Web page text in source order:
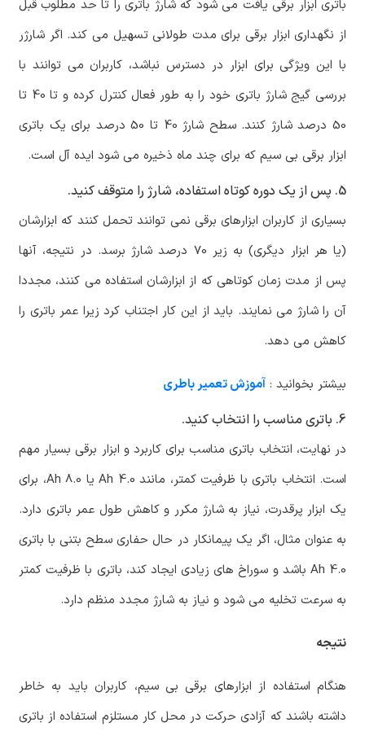
باتری ابزار برقی یافت می شود که شارژ باتری را تا حد مطلوب قبل
از نگهداری ابزار برقی برای مدت طولانی تسهیل می کند. اگر شارژر
با این ویژگی برای ابزار در دسترس نباشد، کاربران می توانند با
بررسی گیج شارژ باتری خود را به طور فعال کنترل کرده و تا 40 تا
50 درصد شارژ کنند. سطح شارژ 40 تا 50 درصد برای یک باتری
ابزار برقی بی سیم که برای چند ماه ذخیره می شود ایده آل است.
5. پس از یک دوره کوتاه استفاده، شارژ را متوقف کنید.
بسیاری از کاربران ابزارهای برقی نمی توانند تحمل کنند که ابزارشان
(یا هر ابزار دیگری) به زیر 70 درصد شارژ برسد. در نتیجه، آنها
پس از مدت زمان کوتاهی که از ابزارشان استفاده می کنند، مجددا
آن را شارژ می نمایند. باید از این کار اجتناب کرد زیرا عمر باتری را
کاهش می دهد.
بیشتر بخوانید : آموزش تعمیر باطری
6. باتری مناسب را انتخاب کنید.
در نهایت، انتخاب باتری مناسب برای کاربرد و ابزار برقی بسیار مهم
است. انتخاب باتری با ظرفیت کمتر، مانند 4.0 Ah یا 8.0 Ah، برای
یک ابزار پرقدرت، نیاز به شارژ مکرر و کاهش طول عمر باتری دارد.
به عنوان مثال، اگر یک پیمانکار در حال حفاری سطح بتنی با باتری
4.0 Ah باشد و سوراخ های زیادی ایجاد کند، باتری با ظرفیت کمتر
به سرعت تخلیه می شود و نیاز به شارژ مجدد منظم دارد.
نتیجه
هنگام استفاده از ابزارهای برقی بی سیم، کاربران باید به خاطر
داشته باشند که آزادی حرکت در محل کار مستلزم استفاده از باتری